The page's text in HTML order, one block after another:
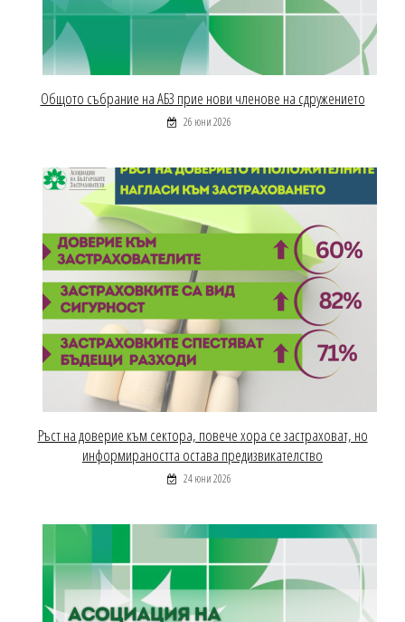
Общото събрание на АБЗ прие нови членове на сдружението
26 юни 2026
Ръст на доверие към сектора, повече хора се застраховат, но
информираността остава предизвикателство
24 юни 2026